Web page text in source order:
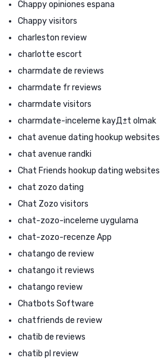
Chappy opiniones espana
Chappy visitors
charleston review
charlotte escort
charmdate de reviews
charmdate fr reviews
charmdate visitors
charmdate-inceleme kayД±t olmak
chat avenue dating hookup websites
chat avenue randki
Chat Friends hookup dating websites
chat zozo dating
Chat Zozo visitors
chat-zozo-inceleme uygulama
chat-zozo-recenze App
chatango de review
chatango it reviews
chatango review
Chatbots Software
chatfriends de review
chatib de reviews
chatib pl review